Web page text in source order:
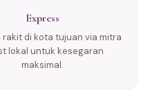
Express
rakit di kota tujuan via mitra
lokal untuk kesegaran
maksimal.